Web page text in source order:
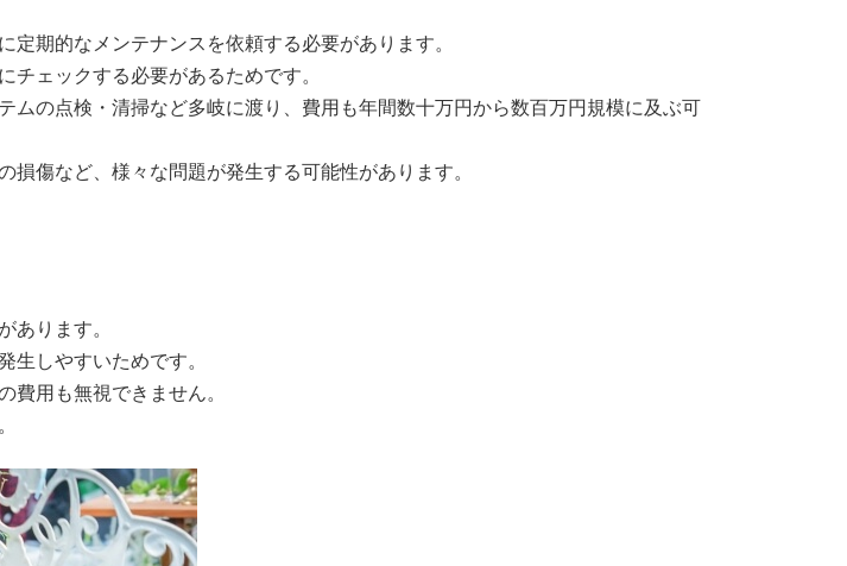
期的なメンテナンスを依頼する必要があります。
ェックする必要があるためです。
の点検・清掃など多岐に渡り、費用も年間数十万円から数百万円規模に及ぶ可
傷など、様々な問題が発生する可能性があります。
ります。
しやすいためです。
用も無視できません。